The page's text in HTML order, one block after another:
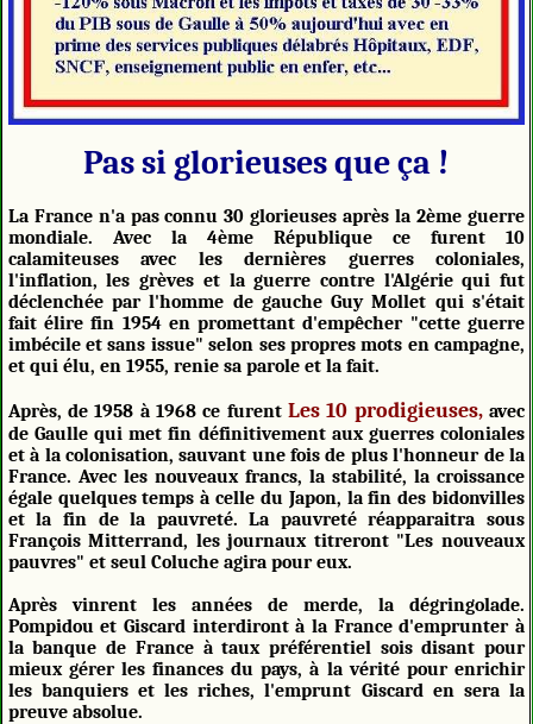
Pas si glorieuses que ça !
La France n'a pas connu 30 glorieuses après la 2ème guerre
mondiale. Avec la 4ème République ce furent 10
calamiteuses avec les dernières guerres coloniales,
l'inflation, les grèves et la guerre contre l'Algérie qui fut
déclenchée par l'homme de gauche Guy Mollet qui s'était
fait élire fin 1954 en promettant d'empêcher "cette guerre
imbécile et sans issue" selon ses propres mots en campagne,
et qui élu, en 1955, renie sa parole et la fait.
Après, de 1958 à 1968 ce furentLes 10 prodigieuses,avec
de Gaulle qui met fin définitivement aux guerres coloniales
et à la colonisation, sauvant une fois de plus l'honneur de la
France. Avec les nouveaux francs, la stabilité, la croissance
égale quelques temps à celle du Japon, la fin des bidonvilles
et la fin de la pauvreté. La pauvreté réapparaitra sous
François Mitterrand, les journaux titreront "Les nouveaux
pauvres" et seul Coluche agira pour eux.
Après vinrent les années de merde, la dégringolade.
Pompidou et Giscard interdiront à la France d'emprunter à
la banque de France à taux préférentiel sois disant pour
mieux gérer les finances du pays, à la vérité pour enrichir
les banquiers et les riches, l'emprunt Giscard en sera la
preuve absolue.